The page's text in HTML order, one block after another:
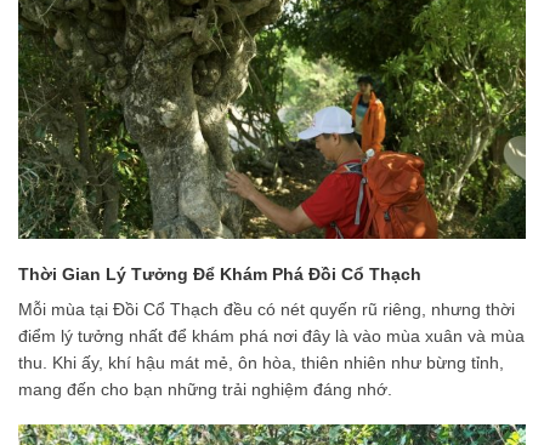
Thời Gian Lý Tưởng Để Khám Phá Đồi Cổ Thạch
Mỗi mùa tại Đồi Cổ Thạch đều có nét quyến rũ riêng, nhưng thời
điểm lý tưởng nhất để khám phá nơi đây là vào mùa xuân và mùa
thu. Khi ấy, khí hậu mát mẻ, ôn hòa, thiên nhiên như bừng tỉnh,
mang đến cho bạn những trải nghiệm đáng nhớ.